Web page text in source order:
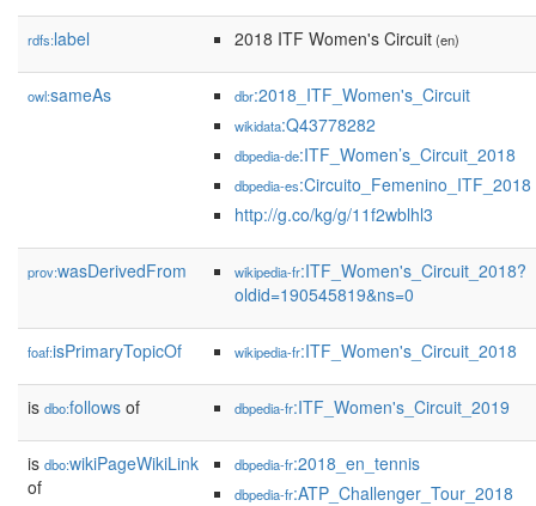
rdfs:label 2018 ITF Women's Circuit(en)
owl:sameAs dbr:2018_ITF_Women's_Circuit
wikidata:Q43778282
dbpedia-de:ITF_Women’s_Circuit_2018
dbpedia-es:Circuito_Femenino_ITF_2018
http://g.co/kg/g/11f2wblhl3
prov:wasDerivedFrom wikipedia-fr:ITF_Women's_Circuit_2018?
oldid=190545819&ns=0
foaf:isPrimaryTopicOf wikipedia-fr:ITF_Women's_Circuit_2018
is dbo:follows of dbpedia-fr:ITF_Women's_Circuit_2019
is dbo:wikiPageWikiLink
of
dbpedia-fr:2018_en_tennis
dbpedia-fr:ATP_Challenger_Tour_2018